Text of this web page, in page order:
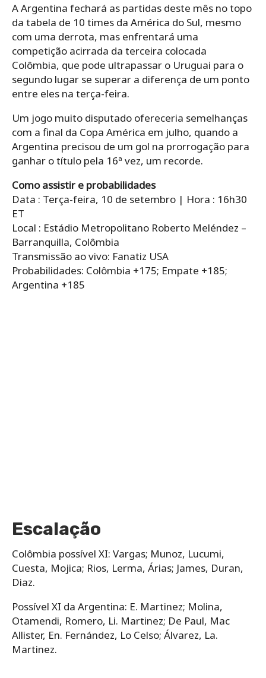
A Argentina fechará as partidas deste mês no topo
da tabela de 10 times da América do Sul, mesmo
com uma derrota, mas enfrentará uma
competição acirrada da terceira colocada
Colômbia, que pode ultrapassar o Uruguai para o
segundo lugar se superar a diferença de um ponto
entre eles na terça-feira.
Um jogo muito disputado ofereceria semelhanças
com a final da Copa América em julho, quando a
Argentina precisou de um gol na prorrogação para
ganhar o título pela 16ª vez, um recorde.
Como assistir e probabilidades
Data : Terça-feira, 10 de setembro | Hora : 16h30
ET
Local : Estádio Metropolitano Roberto Meléndez –
Barranquilla, Colômbia
Transmissão ao vivo: Fanatiz USA
Probabilidades: Colômbia +175; Empate +185;
Argentina +185
Escalação
Colômbia possível XI: Vargas; Munoz, Lucumi,
Cuesta, Mojica; Rios, Lerma, Árias; James, Duran,
Diaz.
Possível XI da Argentina: E. Martinez; Molina,
Otamendi, Romero, Li. Martinez; De Paul, Mac
Allister, En. Fernández, Lo Celso; Álvarez, La.
Martinez.